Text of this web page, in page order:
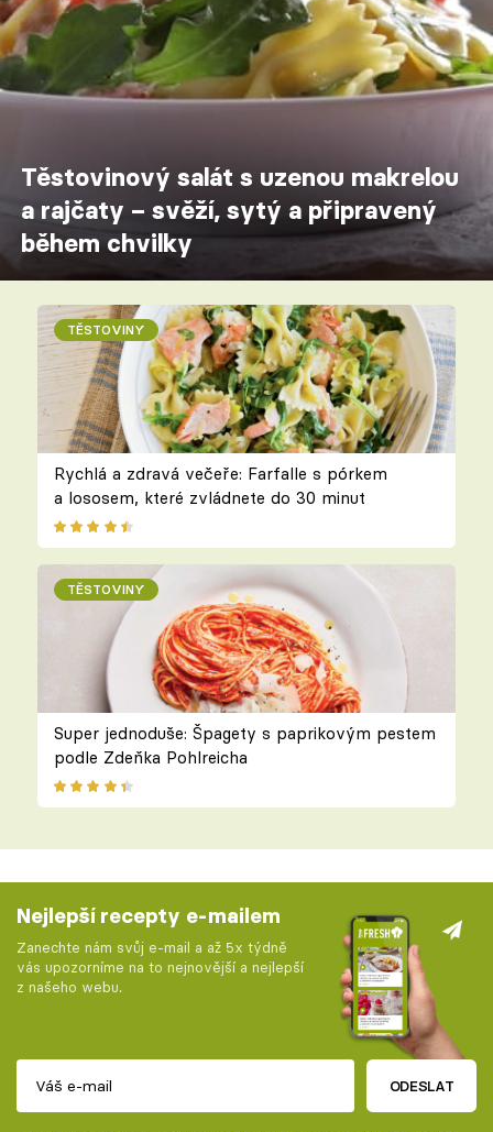
Těstovinový salát s uzenou makrelou
a rajčaty – svěží, sytý a připravený
během chvilky
TĚSTOVINY
Rychlá a zdravá večeře: Farfalle s pórkem
a lososem, které zvládnete do 30 minut
TĚSTOVINY
Super jednoduše: Špagety s paprikovým pestem
podle Zdeňka Pohlreicha
Nejlepší recepty e-mailem
Zanechte nám svůj e-mail a až 5x týdně
vás upozorníme na to nejnovější a nejlepší
z našeho webu.
ODESLAT